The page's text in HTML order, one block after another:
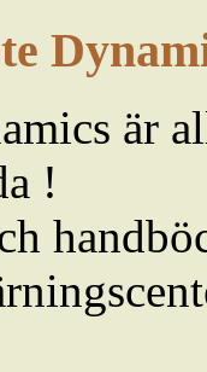
är
!